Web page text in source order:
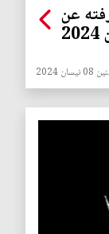
عن
2024